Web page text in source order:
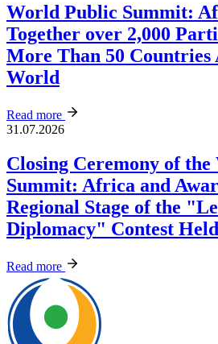
World Public Summit:
Together over 2,000
More Than 50 Countries
World
Read more
31.07.2026
Closing Ceremony of
Summit: Africa and
Regional Stage of the
Diplomacy" Contest
Read more